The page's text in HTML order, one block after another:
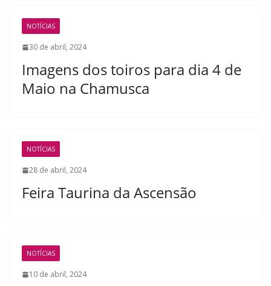
NOTÍCIAS
30 de abril, 2024
Imagens dos toiros para dia 4 de
Maio na Chamusca
NOTÍCIAS
28 de abril, 2024
Feira Taurina da Ascensão
NOTÍCIAS
10 de abril, 2024